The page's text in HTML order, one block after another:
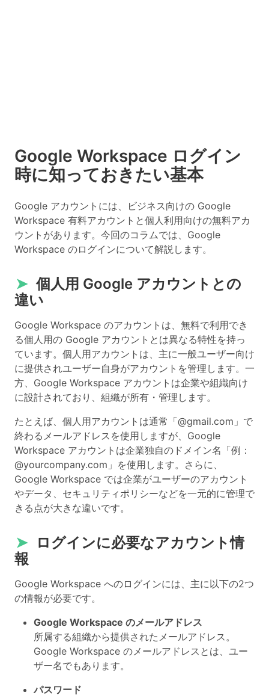
Google Workspace ログイン
時に知っておきたい基本
Google アカウントには、ビジネス向けの Google
Workspace 有料アカウントと個人利用向けの無料アカ
ウントがあります。今回のコラムでは、Google
Workspace のログインについて解説します。
➤ 個人用 Google アカウントとの
違い
Google Workspace のアカウントは、無料で利用でき
る個人用の Google アカウントとは異なる特性を持っ
ています。個人用アカウントは、主に一般ユーザー向け
に提供されユーザー自身がアカウントを管理します。一
方、Google Workspace アカウントは企業や組織向け
に設計されており、組織が所有・管理します。
たとえば、個人用アカウントは通常「@gmail.com」で
終わるメールアドレスを使用しますが、Google
Workspace アカウントは企業独自のドメイン名「例：
@yourcompany.com」を使用します。さらに、
Google Workspace では企業がユーザーのアカウント
やデータ、セキュリティポリシーなどを一元的に管理で
きる点が大きな違いです。
➤
ログインに必要なアカウント情
報
Google Workspace へのログインには、主に以下の2つ
の情報が必要です。
Google Workspace のメールアドレス
所属する組織から提供されたメールアドレス。
Google Workspace のメールアドレスとは、ユー
ザー名でもあります。
パスワード